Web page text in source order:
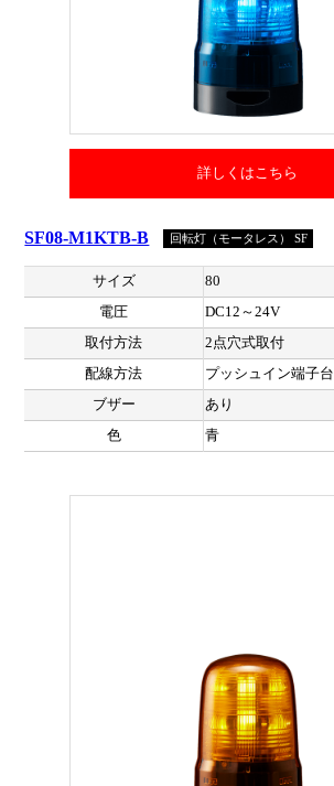
詳しくはこちら
SF08-M1KTB-B 回転灯（モータレス） SF
サイズ
80
電圧
DC12～24V
取付方法
2点穴式取付
配線方法
プッシュイン端子台
ブザー
あり
色
青